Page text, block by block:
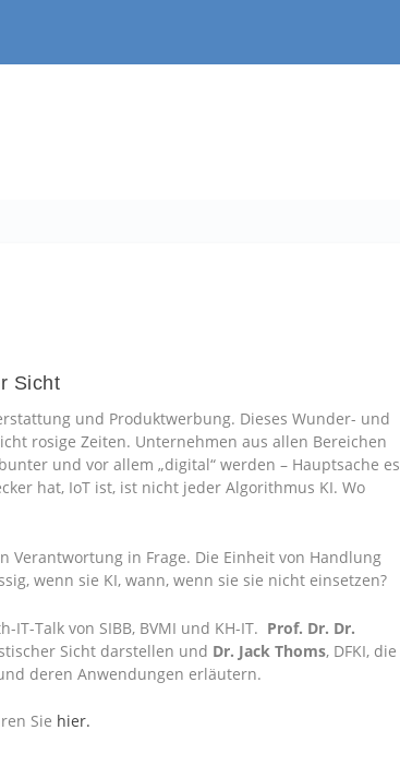
Sicht
und Produktwerbung. Dieses Wunder- und
rosige Zeiten. Unternehmen aus allen Bereichen
und vor allem „digital“ werden – Hauptsache es
hat, IoT ist, ist nicht jeder Algorithmus KI. Wo
Verantwortung in Frage. Die Einheit von Handlung
wenn sie KI, wann, wenn sie sie nicht einsetzen?
Talk von SIBB, BVMI und KH-IT. Prof. Dr. Dr.
Sicht darstellen und Dr. Jack Thoms, DFKI, die
deren Anwendungen erläutern.
Sie hier.